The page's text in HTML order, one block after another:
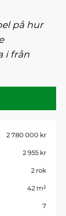
på hur
i från
2 780 000 kr
2 955 kr
2 rok
42 m²
7